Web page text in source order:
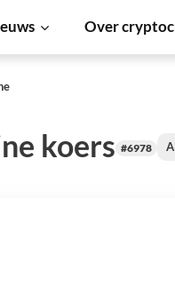
Over
koers #6978